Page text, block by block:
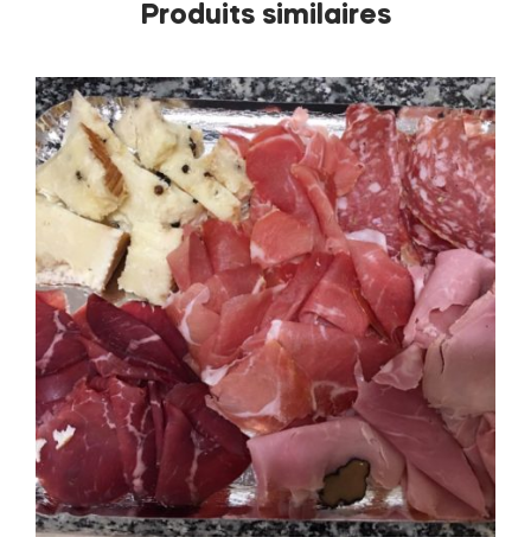
Produits similaires